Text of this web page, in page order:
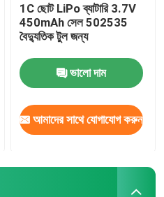
1C ছোট LiPo ব্যাটারি 3.7V
450mAh সেল 502535
বৈদ্যুতিক টুল জন্য
ভালো দাম
আমাদের সাথে যোগাযোগ করুন